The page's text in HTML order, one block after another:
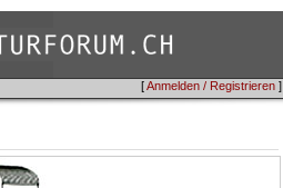
[Anmelden / Registrieren ]